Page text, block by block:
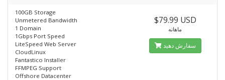
100GB Storage
Unmetered Bandwidth
1 Domain
1Gbps Port Speed
LiteSpeed Web Server
CloudLinux
Fantastico Installer
FFMPEG Support
Offshore Datacenter
$79.99 USD
ماهانه
سفارش دهید